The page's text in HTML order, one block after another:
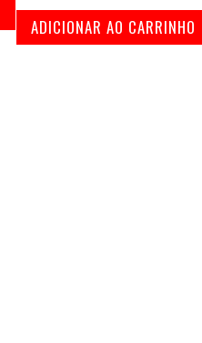
ADICIONAR AO CARRINHO